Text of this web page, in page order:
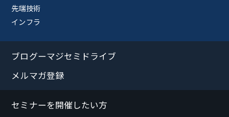
先端技術
インフラ
ブログーマジセミドライブ
メルマガ登録
セミナーを開催したい方